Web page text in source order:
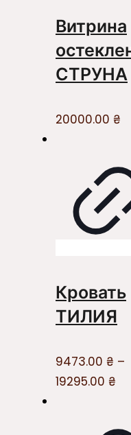
Витрина
СТРУНА
20000.00 ₴
Кровать
ТИЛИЯ
9473.00 ₴ –
19295.00 ₴